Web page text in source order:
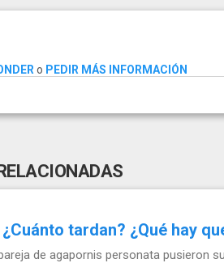
o PEDIR MÁS INFORMACIÓN
tardan? ¿Qué hay
de agapornis personata pusieron